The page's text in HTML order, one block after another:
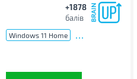
+1878
балів
Windows 11 Home ...